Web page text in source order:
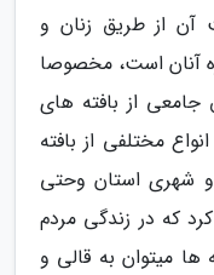
از طریق زنان و
آنان است، مخصوصا
از بافته های
مختلفی از بافته
و شهری استان وحتی
که در زندگی مردم
ها میتوان به قالی و